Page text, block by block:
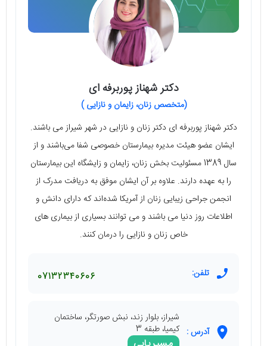
دکتر شهناز پوربرفه ای
(متخصص زنان، زایمان و نازایی )
دکتر شهناز پوربرفه ای دکتر زنان و نازایی در شهر شیراز می باشند.
ایشان عضو هیئت‌ مدیره بیمارستان خصوصی شفا می‌باشند و از
سال 1389 مسئولیت بخش زنان، زایمان و زایشگاه این بیمارستان
را به عهده دارند. علاوه بر آن ایشان موفق به دریافت مدرک از
انجمن جراحی زیبایی زنان از آمریکا شده‌اند که دارای دانش و
اطلاعات روز دنیا می باشند و می توانند بسیاری از بیماری های
خاص زنان و نازایی را درمان کنند.
تلفن: 07132340606
آدرس :
شیراز، بلوار زند، نبش صورتگر، ساختمان
کیمیا، طبقه 3